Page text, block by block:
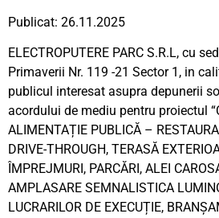
Publicat: 26.11.2025
ELECTROPUTERE PARC S.R.L, cu
Primaverii Nr. 119 -21 Sector 1, in
publicul interesat asupra depunerii
acordului de mediu pentru proiectul
ALIMENTAȚIE PUBLICĂ –
DRIVE-THROUGH, TERASĂ
ÎMPREJMURI, PARCĂRI, ALEI
AMPLASARE SEMNALISTICA
LUCRARILOR DE EXECUȚIE,